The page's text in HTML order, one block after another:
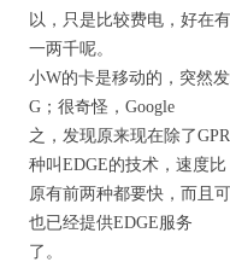
以，只是比较费电，好在
一两千呢。
小W的卡是移动的，突然
G；很奇怪，Google
之，发现原来现在除了
种叫EDGE的技术，速度比
原有前两种都要快，而且
也已经提供EDGE服务
了。